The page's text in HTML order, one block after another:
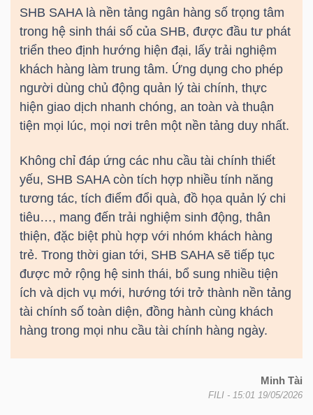
SHB SAHA là nền tảng ngân hàng số trọng tâm
trong hệ sinh thái số của SHB, được đầu tư phát
triển theo định hướng hiện đại, lấy trải nghiệm
khách hàng làm trung tâm. Ứng dụng cho phép
người dùng chủ động quản lý tài chính, thực
hiện giao dịch nhanh chóng, an toàn và thuận
tiện mọi lúc, mọi nơi trên một nền tảng duy nhất.
Không chỉ đáp ứng các nhu cầu tài chính thiết
yếu, SHB SAHA còn tích hợp nhiều tính năng
tương tác, tích điểm đổi quà, đồ họa quản lý chi
tiêu…, mang đến trải nghiệm sinh động, thân
thiện, đặc biệt phù hợp với nhóm khách hàng
trẻ. Trong thời gian tới, SHB SAHA sẽ tiếp tục
được mở rộng hệ sinh thái, bổ sung nhiều tiện
ích và dịch vụ mới, hướng tới trở thành nền tảng
tài chính số toàn diện, đồng hành cùng khách
hàng trong mọi nhu cầu tài chính hàng ngày.
Minh Tài
FILI - 15:01 19/05/2026
NĂNG
LƯỢNG
NGUYÊN
VẬT
CÔNG
NGHIỆP
DÙNG